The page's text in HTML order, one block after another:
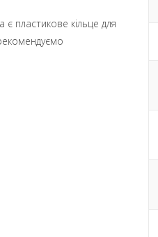
пластикове кільце для